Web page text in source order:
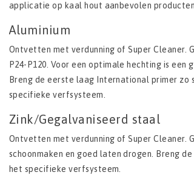
applicatie op kaal hout aanbevolen
Aluminium
Ontvetten met verdunning of Super Cleaner.
P24­-P120. Voor een optimale hechting is
Breng de eerste laag International primer zo
specifieke verfsysteem.
Zink/Gegalvaniseerd staal
Ontvetten met verdunning of Super Cleaner.
schoonmaken en goed laten drogen. Breng
het specifieke verfsysteem.